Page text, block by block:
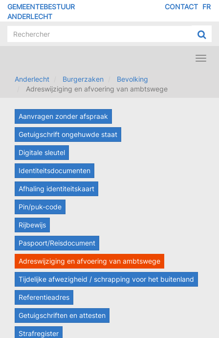
Overslaan
GEMEENTEBESTUUR
ANDERLECHT
FR
CONTACT
Anderlecht
Burgerzaken
Bevolking
Adreswijziging en afvoering van ambtswege
Aanvragen zonder afspraak
Getuigschrift ongehuwde staat
Digitale sleutel
Identiteitsdocumenten
Afhaling identiteitskaart
Pin/puk-code
Rijbewijs
Paspoort/Reisdocument
Adreswijziging en afvoering van ambtswege
Tijdelijke afwezigheid / schrapping voor het buitenland
Referentieadres
Getuigschriften en attesten
Strafregister